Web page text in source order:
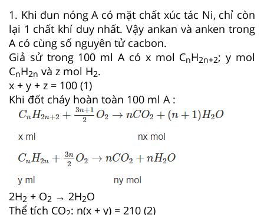
1. Khi đun nóng A có mặt chất xúc tác Ni, chỉ còn
lại 1 chất khí duy nhất. Vậy ankan và anken trong
A có cùng số nguyên tử cacbon.
Giả sử trong 100 ml A có x mol CnH2n+2; y mol
CnH2n và z mol H2.
x + y + z = 100 (1)
Khi đốt cháy hoàn toàn 100 ml A :
2H2 + O2 → 2H2O
Thể tích CO : n(x + y) = 210 (2)